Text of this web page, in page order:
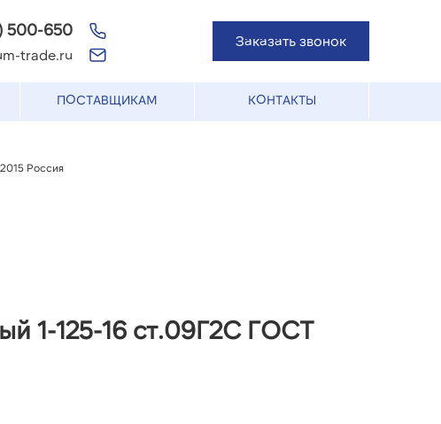
500-650
trade.ru
Заказать звонок
ПОСТАВЩИКАМ КОНТАКТЫ
Россия
1-125-16 ст.09Г2С ГОСТ